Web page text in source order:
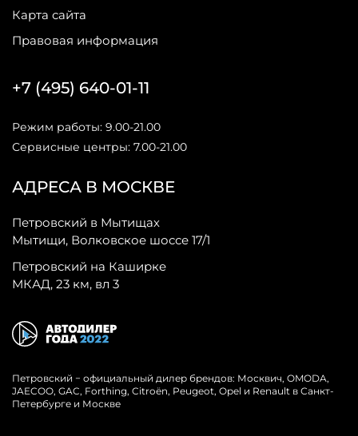
Карта сайта
Правовая информация
АДРЕСА В МОСКВЕ
Петровский в Мытищах
Мытищи, Волковское шоссе 17/1
Петровский на Каширке
МКАД, 23 км, вл 3
+7 (495) 640-01-11
Режим работы: 9.00-21.00
Сервисные центры: 7.00-21.00
Петровский − официальный дилер брендов: Москвич, OMODA,
JAECOO, GAC, Forthing, Citroёn, Peugeot, Opel и Renault в Санкт-
Петербурге и Москве